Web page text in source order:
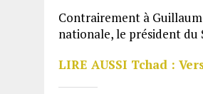
Contrairement à
nationale, le président du
LIRE AUSSI Tchad :